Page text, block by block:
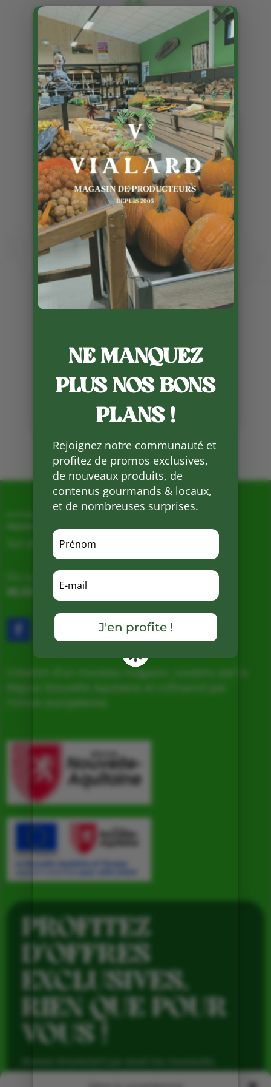
Recette : Endives
Publié le 10 11 2025
Partager
sur
Facebook
Mots clés :
Sur place, Livraison et Expéditions
Du Lundi au Samedi de 9h à 19h
05.53.31.98.50–
Création d’un nouveau magasin, soutenu par la
PROFITEZ
D’OFFRES
EXCLUSIVES,
RIEN QUE POUR
VOUS !
avantages réservés aux abonnés et produits de saison,
NE MANQUEZ
PLUS NOS BONS
PLANS !
Rejoignez notre communauté et
profitez de promos exclusives,
de nouveaux produits, de
contenus gourmands & locaux,
et de nombreuses surprises.
J'en profite !
×